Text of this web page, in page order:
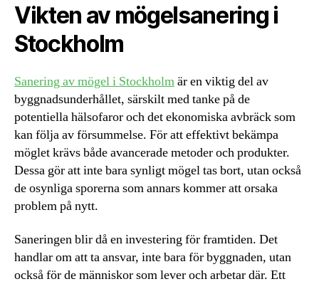
Vikten av mögelsanering i
Stockholm
Sanering av mögel i Stockholmär en viktig del av
byggnadsunderhållet, särskilt med tanke på de
potentiella hälsofaror och det ekonomiska avbräck som
kan följa av försummelse. För att effektivt bekämpa
möglet krävs både avancerade metoder och produkter.
Dessa gör att inte bara synligt mögel tas bort, utan också
de osynliga sporerna som annars kommer att orsaka
problem på nytt.
Saneringen blir då en investering för framtiden. Det
handlar om att ta ansvar, inte bara för byggnaden, utan
också för de människor som lever och arbetar där. Ett